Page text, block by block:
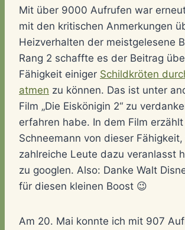
Mit über 9000 Aufrufen war
mit den kritischen Anmerkungen
Heizverhalten der meistgelesene
Rang 2 schaffte es der Beitrag
Fähigkeit einiger Schildkröten
atmen zu können. Das ist unter
Film „Die Eiskönigin 2“ zu
erfahren habe. In dem Film
Schneemann von dieser
zahlreiche Leute dazu veranlasst
zu googlen. Also: Danke Walt
für diesen kleinen Boost 😉
Am 20. Mai konnte ich mit 907